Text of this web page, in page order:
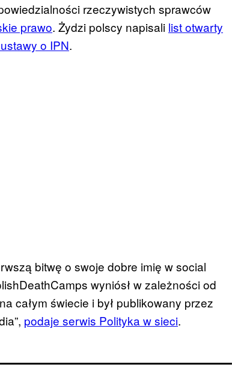
rzeczywistych sprawców
prawo. Żydzi polscy napisali list otwarty
o IPN.
bitwę o swoje dobre imię w social
wyniósł w zależności od
całym świecie i był publikowany przez
podaje serwis Polityka w sieci.